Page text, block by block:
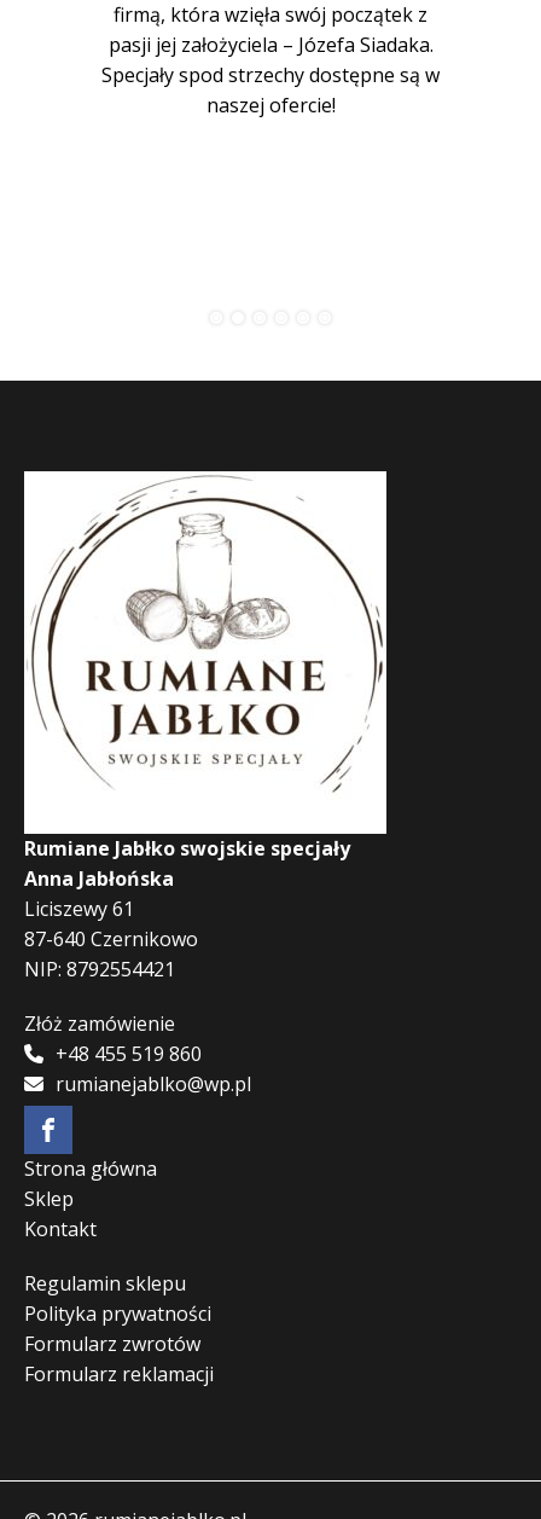
firmą, która wzięła swój początek z
pasji jej założyciela – Józefa Siadaka.
Specjały spod strzechy dostępne są w
naszej ofercie!
Rumiane Jabłko swojskie specjały
Anna Jabłońska
Liciszewy 61
87-640 Czernikowo
NIP: 8792554421
Złóż zamówienie
+48 455 519 860
rumianejablko@wp.pl
Strona główna
Sklep
Kontakt
Regulamin sklepu
Polityka prywatności
Formularz zwrotów
Formularz reklamacji